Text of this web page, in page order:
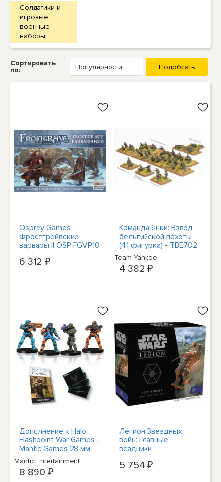
Солдатики и
игровые
военные
наборы
Сортировать
по:
Osprey Games
Фростгрейвские
варвары II OSP FGVP10
6 312 ₽
Команда Янки: Взвод
бельгийской пехоты
(41 фигурка) - TBE702
Team Yankee
4 382 ₽
Дополнение к Halo:
Flashpoint War Games -
Mantic Games 28 мм
343 Банджи MGHA110
Mantic Entertainment
8 890 ₽
Легион Звездных
войн: Главные
всадники
5 754 ₽